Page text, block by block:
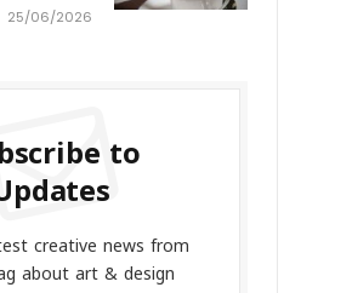
25/06/2026
to
creative news from
about art & design.